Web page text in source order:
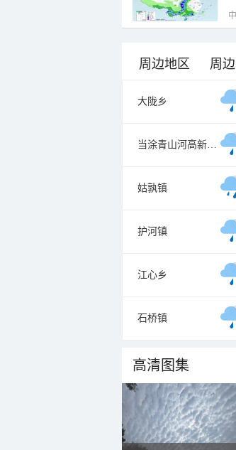
周边地区 周
大陇乡
当涂青山河高新技术产业园区
姑孰镇
护河镇
江心乡
石桥镇
高清图集